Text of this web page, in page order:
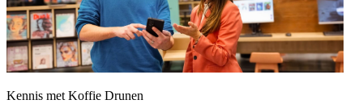
Kennis met Koffie Drunen